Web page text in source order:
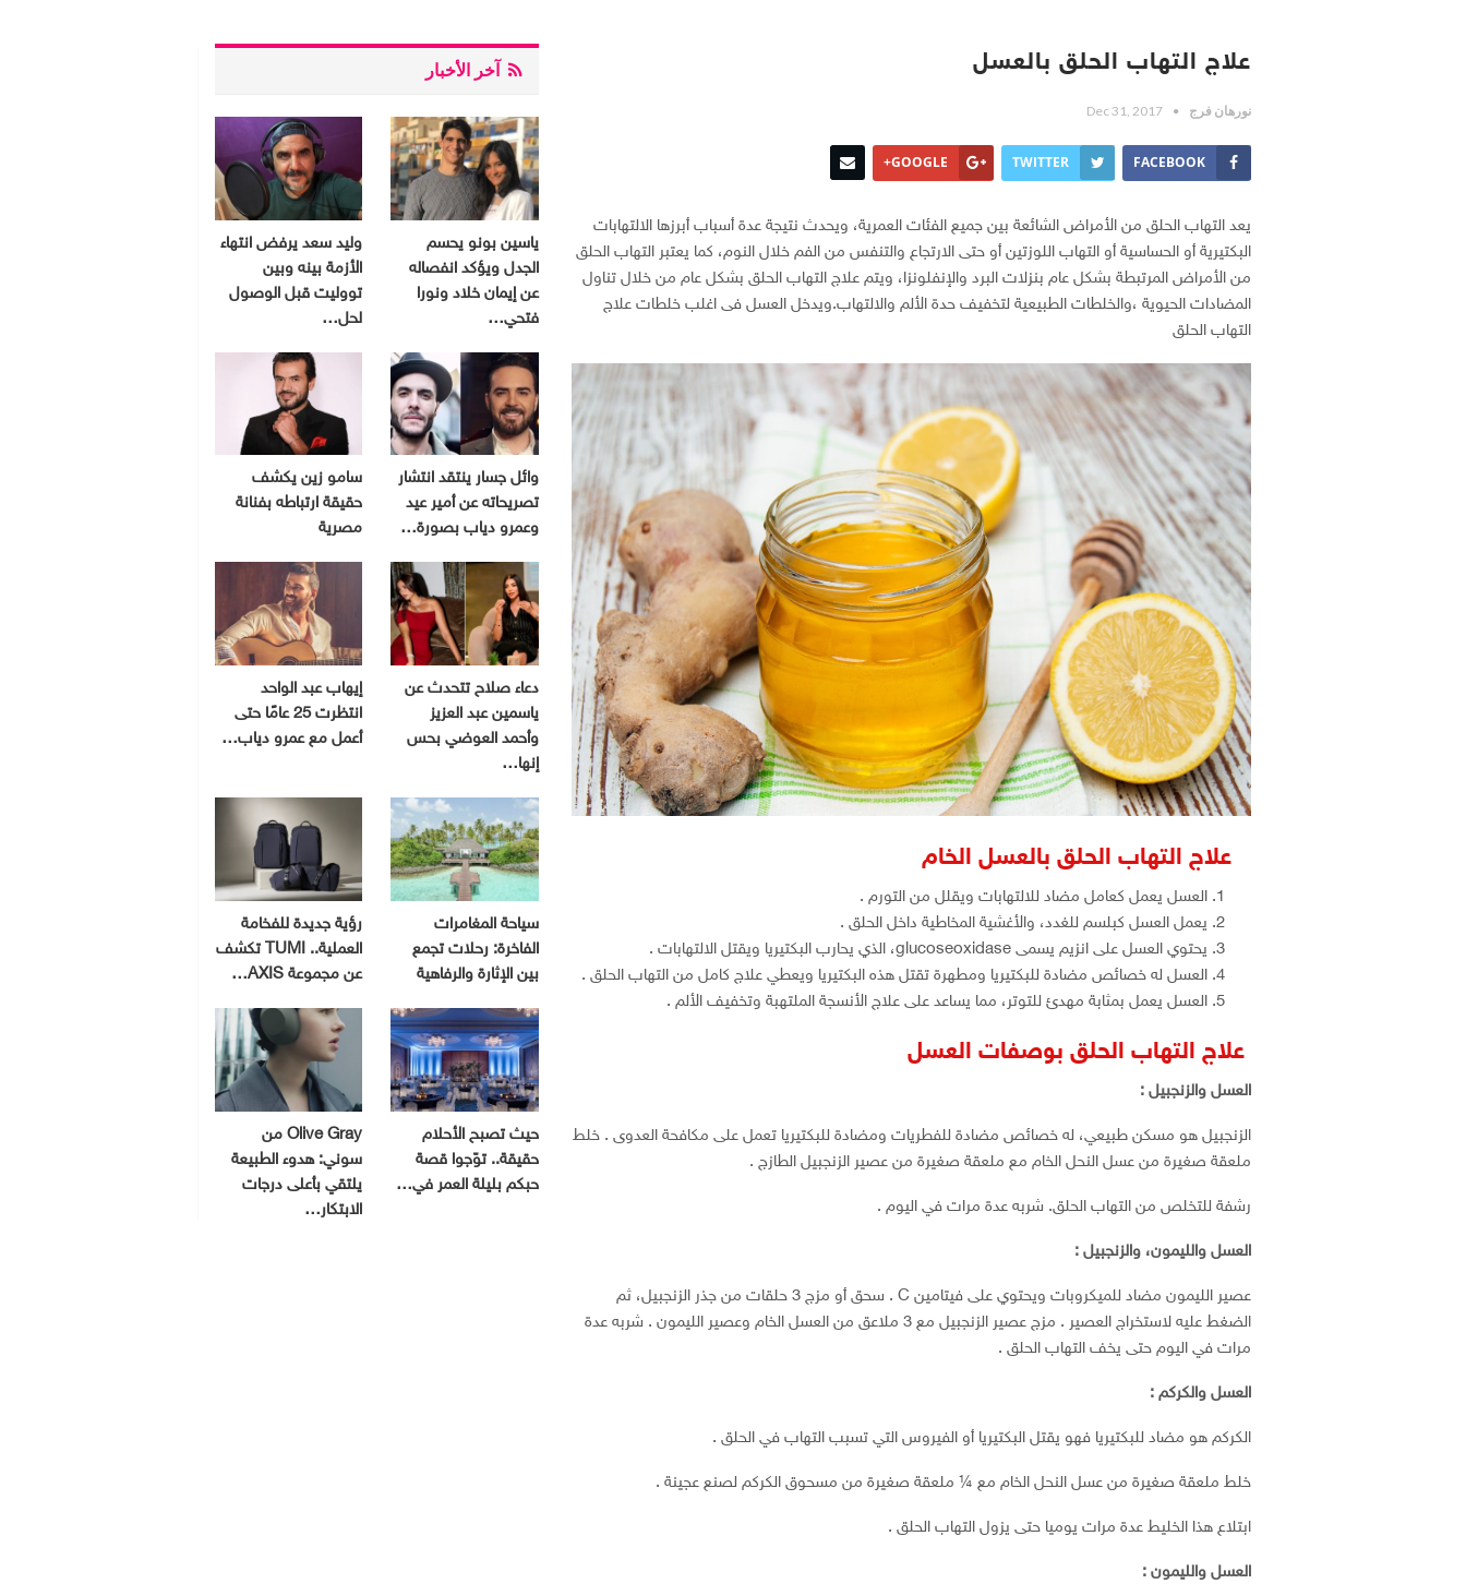
علاج التهاب الحلق بالعسل
نورهان فرج Dec 31, 2017
FACEBOOK
TWITTER
GOOGLE+
يعد التهاب الحلق من الأمراض الشائعة بين جميع الفئات العمرية، ويحدث نتيجة عدة أسباب أبرزها الالتهابات
البكتيرية أو الحساسية أو التهاب اللوزتين أو حتى الارتجاع والتنفس من الفم خلال النوم، كما يعتبر التهاب الحلق
من الأمراض المرتبطة بشكل عام بنزلات البرد والإنفلونزا، ويتم علاج التهاب الحلق بشكل عام من خلال تناول
المضادات الحيوية ،والخلطات الطبيعية لتخفيف حدة الألم والالتهاب.ويدخل العسل فى اغلب خلطات علاج
التهاب الحلق
علاج التهاب الحلق بالعسل الخام
العسل يعمل كعامل مضاد للالتهابات ويقلل من التورم .
يعمل العسل كبلسم للغدد، والأغشية المخاطية داخل الحلق .
يحتوي العسل على انزيم يسمى glucoseoxidase، الذي يحارب البكتيريا ويقتل الالتهابات .
العسل له خصائص مضادة للبكتيريا ومطهرة تقتل هذه البكتيريا ويعطي علاج كامل من التهاب الحلق .
العسل يعمل بمثابة مهدئ للتوتر، مما يساعد على علاج الأنسجة الملتهبة وتخفيف الألم .
علاج التهاب الحلق بوصفات العسل
العسل والزنجبيل :
الزنجبيل هو مسكن طبيعي، له خصائص مضادة للفطريات ومضادة للبكتيريا تعمل على مكافحة العدوى . خلط
ملعقة صغيرة من عسل النحل الخام مع ملعقة صغيرة من عصير الزنجبيل الطازج .
رشفة للتخلص من التهاب الحلق. شربه عدة مرات في اليوم .
العسل والليمون، والزنجبيل :
عصير الليمون مضاد للميكروبات ويحتوي على فيتامين C . سحق أو مزج 3 حلقات من جذر الزنجبيل، ثم
الضغط عليه لاستخراج العصير . مزج عصير الزنجبيل مع 3 ملاعق من العسل الخام وعصير الليمون . شربه عدة
مرات في اليوم حتى يخف التهاب الحلق .
العسل والكركم :
الكركم هو مضاد للبكتيريا فهو يقتل البكتيريا أو الفيروس التي تسبب التهاب في الحلق .
خلط ملعقة صغيرة من عسل النحل الخام مع ¼ ملعقة صغيرة من مسحوق الكركم لصنع عجينة .
ابتلاع هذا الخليط عدة مرات يوميا حتى يزول التهاب الحلق .
العسل والليمون :
آخر الأخبار
ياسين بونو يحسم
الجدل ويؤكد انفصاله
عن إيمان خلاد ونورا
فتحي…
وليد سعد يرفض انتهاء
الأزمة بينه وبين
تووليت قبل الوصول
لحل…
وائل جسار ينتقد انتشار
تصريحاته عن أمير عيد
وعمرو دياب بصورة…
سامو زين يكشف
حقيقة ارتباطه بفنانة
مصرية
دعاء صلاح تتحدث عن
ياسمين عبد العزيز
وأحمد العوضي بحس
إنها…
إيهاب عبد الواحد
انتظرت 25 عامًا حتى
أعمل مع عمرو دياب…
سياحة المغامرات
الفاخرة: رحلات تجمع
بين الإثارة والرفاهية
رؤية جديدة للفخامة
العملية.. TUMI تكشف
عن مجموعة AXIS…
حيث تصبح الأحلام
حقيقة.. توّجوا قصة
حبكم بليلة العمر في…
Olive Gray من
سوني: هدوء الطبيعة
يلتقي بأعلى درجات
الابتكار…